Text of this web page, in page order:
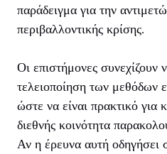
παράδειγμα για την
περιβαλλοντικής κρίσης.
Οι επιστήμονες συνεχίζουν
τελειοποίηση των μεθόδων
ώστε να είναι πρακτικό
διεθνής κοινότητα
Αν η έρευνα αυτή οδηγήσει